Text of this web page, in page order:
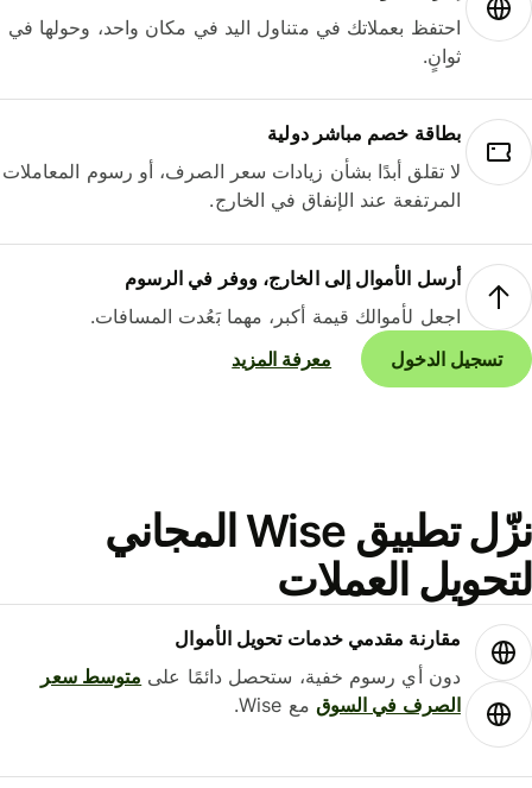
احتفظ بعملاتك في متناول اليد في مكان واحد، وحولها في
ثوانٍ.
بطاقة خصم مباشر دولية
لا تقلق أبدًا بشأن زيادات سعر الصرف، أو رسوم المعاملات
المرتفعة عند الإنفاق في الخارج.
أرسل الأموال إلى الخارج، ووفر في الرسوم
اجعل لأموالك قيمة أكبر، مهما بَعُدت المسافات.
تسجيل الدخول
معرفة المزيد
نزّل تطبيق Wise المجاني
العملات
مقارنة مقدمي خدمات تحويل الأموال
دون أي رسوم خفية، ستحصل دائمًا علىمتوسط ​​سعر
الصرف في السوقمع Wise.